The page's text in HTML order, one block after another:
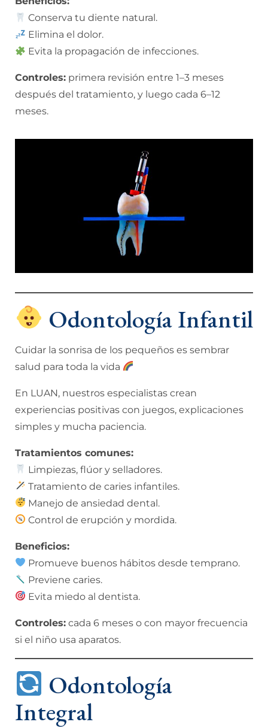
Conserva tu diente natural.
Elimina el dolor.
Evita la propagación de infecciones.
Controles: primera revisión entre 1–3 meses
después del tratamiento, y luego cada 6–12
meses.
Odontología Infantil
Cuidar la sonrisa de los pequeños es sembrar
salud para toda la vida
En LUAN, nuestros especialistas crean
experiencias positivas con juegos, explicaciones
simples y mucha paciencia.
Tratamientos comunes:
Limpiezas, flúor y selladores.
Tratamiento de caries infantiles.
Manejo de ansiedad dental.
Control de erupción y mordida.
Beneficios:
Promueve buenos hábitos desde temprano.
Previene caries.
Evita miedo al dentista.
Controles: cada 6 meses o con mayor frecuencia
si el niño usa aparatos.
Odontología
Integral